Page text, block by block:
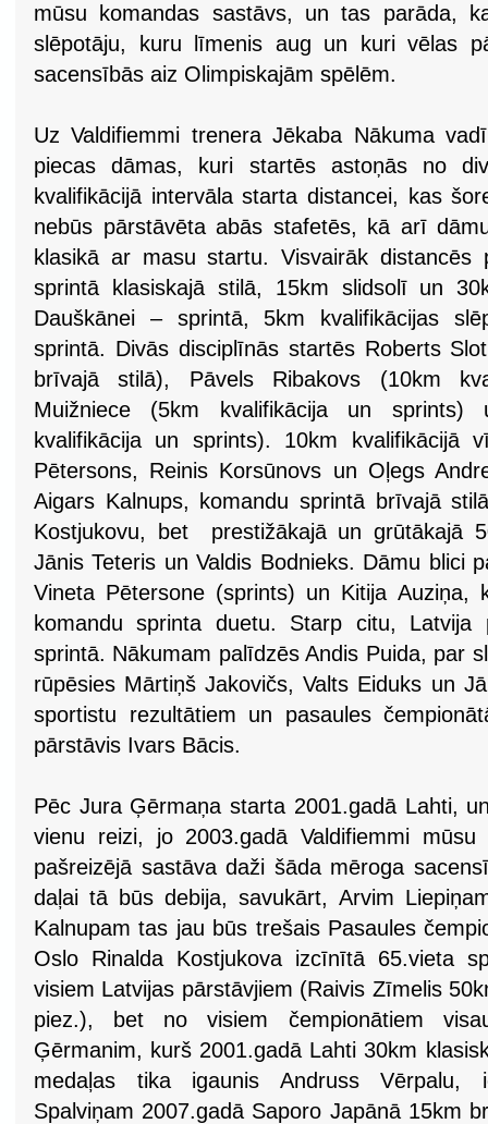
mūsu komandas sastāvs, un tas parāda,
slēpotāju, kuru līmenis aug un kuri vēlas
sacensībās aiz Olimpiskajām spēlēm.
Uz Valdifiemmi trenera Jēkaba Nākuma
piecas dāmas, kuri startēs astoņās no
kvalifikācijā intervāla starta distancei, kas
nebūs pārstāvēta abās stafetēs, kā arī
klasikā ar masu startu. Visvairāk distancēs
sprintā klasiskajā stilā, 15km slidsolī un
Dauškānei – sprintā, 5km kvalifikācijas
sprintā. Divās disciplīnās startēs Roberts
brīvajā stilā), Pāvels Ribakovs (10km
Muižniece (5km kvalifikācija un sprints)
kvalifikācija un sprints). 10km kvalifikācijā
Pētersons, Reinis Korsūnovs un Oļegs
Aigars Kalnups, komandu sprintā brīvajā
Kostjukovu, bet prestižākajā un grūtākajā
Jānis Teteris un Valdis Bodnieks. Dāmu blici
Vineta Pētersone (sprints) un Kitija Auziņa,
komandu sprinta duetu. Starp citu, Latvija
sprintā. Nākumam palīdzēs Andis Puida, par
rūpēsies Mārtiņš Jakovičs, Valts Eiduks un
sportistu rezultātiem un pasaules
pārstāvis Ivars Bācis.
Pēc Jura Ģērmaņa starta 2001.gadā Lahti,
vienu reizi, jo 2003.gadā Valdifiemmi
pašreizējā sastāva daži šāda mēroga
daļai tā būs debija, savukārt, Arvim
Kalnupam tas jau būs trešais Pasaules
Oslo Rinalda Kostjukova izcīnītā 65.vieta
visiem Latvijas pārstāvjiem (Raivis Zīmelis
piez.), bet no visiem čempionātiem
Ģērmanim, kurš 2001.gadā Lahti 30km
medaļas tika igaunis Andruss Vērpalu,
Spalviņam 2007.gadā Saporo Japānā 15km